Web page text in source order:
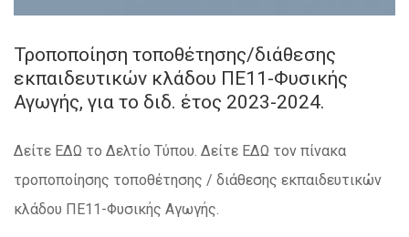
Τροποποίηση τοποθέτησης/διάθεσης
εκπαιδευτικών κλάδου ΠΕ11-Φυσικής
Αγωγής, για το διδ. έτος 2023-2024.
Δείτε ΕΔΩ το Δελτίο Τύπου. Δείτε ΕΔΩ τον πίνακα
τροποποίησης τοποθέτησης / διάθεσης εκπαιδευτικών
κλάδου ΠΕ11-Φυσικής Αγωγής.